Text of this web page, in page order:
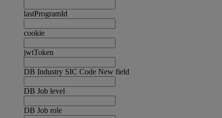
lastProgramId
cookie
jwtToken
DB Industry SIC Code New field
DB Job level
DB Job role